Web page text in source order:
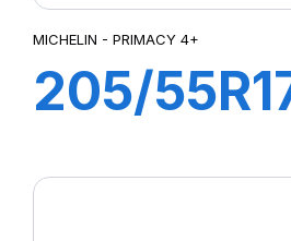
MICHELIN - PRIMACY 4+
205/